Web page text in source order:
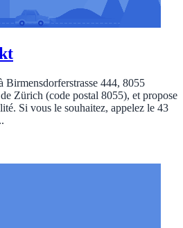
Birmensdorferstrasse 444, 8055
Zürich (code postal 8055), et propose
Si vous le souhaitez, appelez le 43